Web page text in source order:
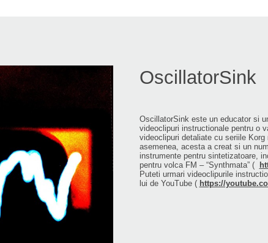
OscillatorSink
OscillatorSink este un educator si
videoclipuri instructionale pentru o
videoclipuri detaliate cu seriile
asemenea, acesta a creat si un
instrumente pentru sintetizatoare,
pentru volca FM – “Synthmata” (
Puteti urmari videoclipurile
lui de YouTube ( https://